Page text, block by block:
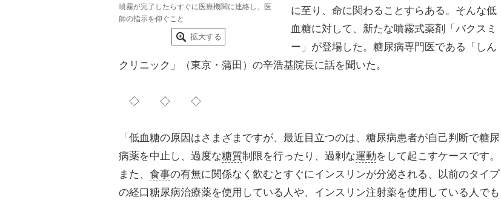
噴霧が完了したらすぐに医療機関に連絡し、医
師の指示を仰ぐこと
拡大する
に至り、命に関わることすらある。そんな低
血糖に対して、新たな噴霧式薬剤「バクスミ
ー」が登場した。糖尿病専門医である「しん
クリニック」（東京・蒲田）の辛浩基院長に話を聞いた。
◇ ◇ ◇
「低血糖の原因はさまざまですが、最近目立つのは、糖尿病患者が自己判断で糖尿
病薬を中止し、過度な糖質制限を行ったり、過剰な運動をして起こすケースです。
また、 食事の有無に関係なく飲むとすぐにインスリンが分泌される、以前のタイプ
の経口糖尿病治療薬を使用している人や、インスリン注射薬を使用している人でも